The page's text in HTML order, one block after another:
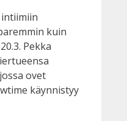
intiimiin
kuin
Pekka
ovet
käynnistyy